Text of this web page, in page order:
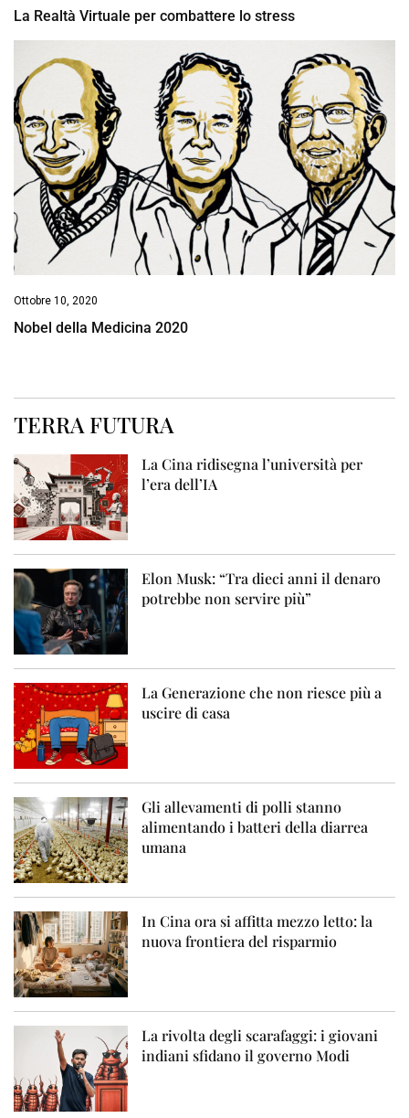
La Realtà Virtuale per combattere lo stress
Ottobre 10, 2020
Nobel della Medicina 2020
TERRA FUTURA
La Cina ridisegna l’università per
l’era dell’IA
Elon Musk: “Tra dieci anni il denaro
potrebbe non servire più”
La Generazione che non riesce più a
uscire di casa
Gli allevamenti di polli stanno
alimentando i batteri della diarrea
umana
In Cina ora si affitta mezzo letto: la
nuova frontiera del risparmio
La rivolta degli scarafaggi: i giovani
indiani sfidano il governo Modi